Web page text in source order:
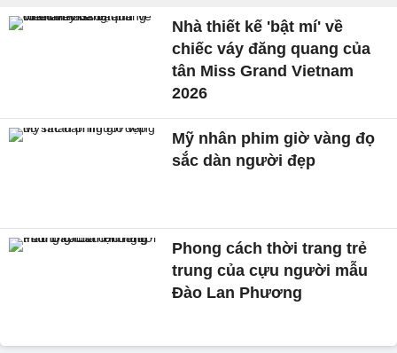
Nhà thiết kế 'bật mí' về
chiếc váy đăng quang của
tân Miss Grand Vietnam
2026
Mỹ nhân phim giờ vàng đọ
sắc dàn người đẹp
Phong cách thời trang trẻ
trung của cựu người mẫu
Đào Lan Phương